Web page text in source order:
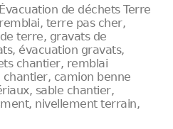
de déchets Terre
terre pas cher,
terre, gravats de
évacuation gravats,
chantier, remblai
camion benne
sable chantier,
nivellement terrain,